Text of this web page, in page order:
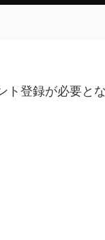
ト登録が必要と